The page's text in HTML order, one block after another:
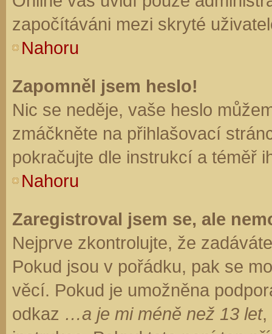
započítáváni mezi skryté
Nahoru
Zapomněl jsem heslo!
Nic se neděje, vaše heslo
zmáčkněte na přihlašovací
pokračujte dle instrukcí a téměř
Nahoru
Zaregistroval jsem se, ale
Nejprve zkontrolujte, že
Pokud jsou v pořádku, pak se
věcí. Pokud je umožněna
odkaz …a je mi méně než 13 let,